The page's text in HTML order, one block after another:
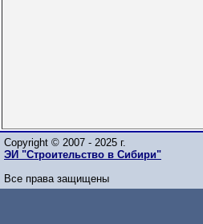
Copyright © 2007 - 2025 г.
ЭИ "Строительство в Сибири"
Все права защищены